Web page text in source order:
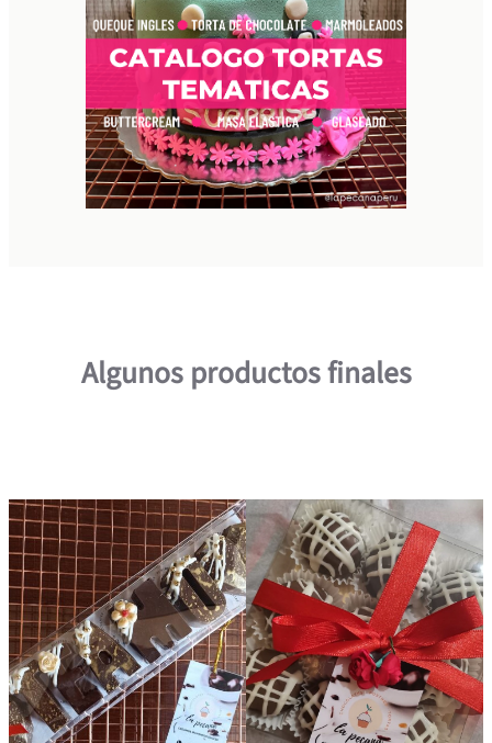
Algunos productos finales